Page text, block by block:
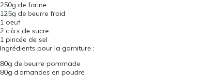
250g de farine
125g de beurre froid
1 oeuf
2 c.à.s de sucre
1 pincée de sel
Ingrédients pour la garniture :
80g de beurre pommade
80g d’amandes en poudre